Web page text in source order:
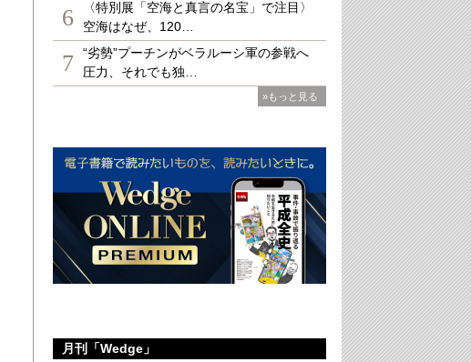
6
〈特別展「空海と真言の名宝」で注目〉
空海はなぜ、120…
7
“劣勢”プーチンがベラルーシ軍の参戦へ
圧力、それでも独…
»もっと見る
月刊「Wedge」